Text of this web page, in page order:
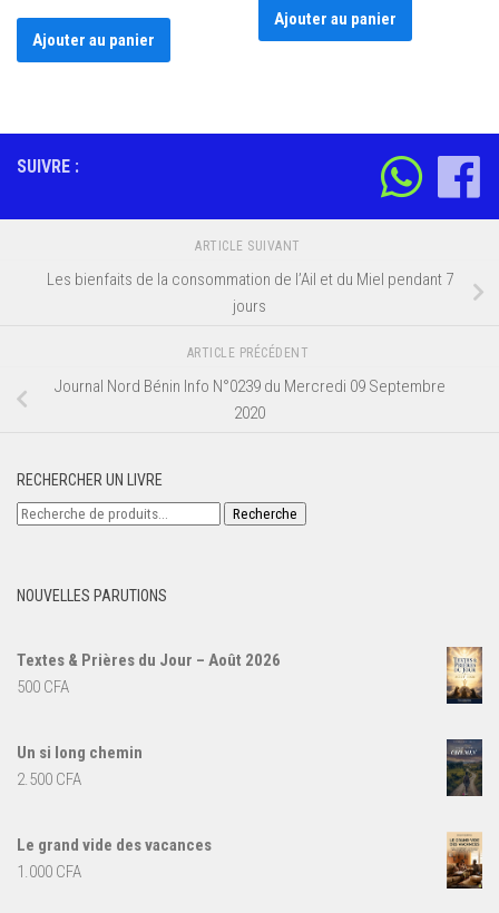
Ajouter au panier
Ajouter au panier
SUIVRE :
ARTICLE SUIVANT
Les bienfaits de la consommation de l’Ail et du Miel pendant 7
jours
ARTICLE PRÉCÉDENT
Journal Nord Bénin Info N°0239 du Mercredi 09 Septembre
2020
RECHERCHER UN LIVRE
Recherche
Recherche
NOUVELLES PARUTIONS
Textes & Prières du Jour – Août 2026
500 CFA
Un si long chemin
2.500 CFA
Le grand vide des vacances
1.000 CFA